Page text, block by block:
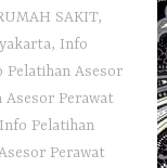
SAKIT,
, Info
Pelatihan Asesor
Asesor Perawat
Info Pelatihan
Perawat